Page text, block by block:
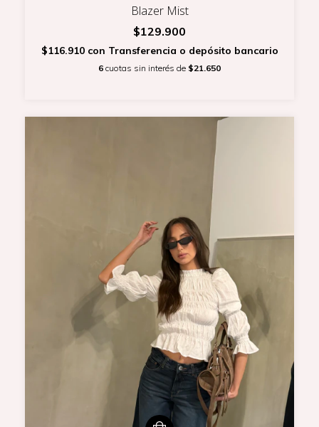
Blazer Mist
$129.900
$116.910 con Transferencia o depósito bancario
6 cuotas sin interés de $21.650